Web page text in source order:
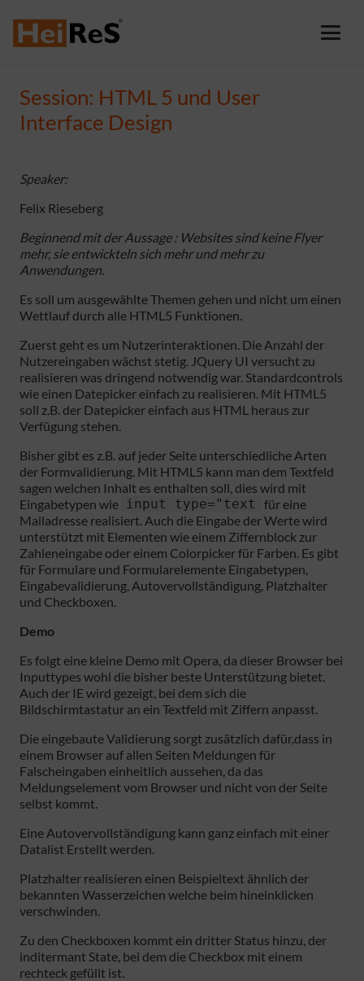
Session: HTML 5 und User
Interface Design
Speaker:
Felix Rieseberg
Beginnend mit der Aussage : Websites sind keine Flyer
mehr, sie entwickteln sich mehr und mehr zu
Anwendungen.
Es soll um ausgewählte Themen gehen und nicht um einen
Wettlauf durch alle HTML5 Funktionen.
Zuerst geht es um Nutzerinteraktionen. Die Anzahl der
Nutzereingaben wächst stetig. JQuery UI versucht zu
realisieren was dringend notwendig war. Standardcontrols
wie einen Datepicker einfach zu realisieren. Mit HTML5
soll z.B. der Datepicker einfach aus HTML heraus zur
Verfügung stehen.
Bisher gibt es z.B. auf jeder Seite unterschiedliche Arten
der Formvalidierung. Mit HTML5 kann man dem Textfeld
sagen welchen Inhalt es enthalten soll, dies wird mit
Eingabetypen wie input type="text
für eine
Mailadresse realisiert. Auch die Eingabe der Werte wird
unterstützt mit Elementen wie einem Ziffernblock zur
Zahleneingabe oder einem Colorpicker für Farben. Es gibt
für Formulare und Formularelemente Eingabetypen,
Eingabevalidierung, Autovervollständigung, Platzhalter
und Checkboxen.
Demo
Es folgt eine kleine Demo mit Opera, da dieser Browser bei
Inputtypes wohl die bisher beste Unterstützung bietet.
Auch der IE wird gezeigt, bei dem sich die
Bildschirmtastatur an ein Textfeld mit Ziffern anpasst.
Die eingebaute Validierung sorgt zusätzlich dafür,dass in
einem Browser auf allen Seiten Meldungen für
Falscheingaben einheitlich aussehen, da das
Meldungselement vom Browser und nicht von der Seite
selbst kommt.
Eine Autovervollständigung kann ganz einfach mit einer
Datalist Erstellt werden.
Platzhalter realisieren einen Beispieltext ähnlich der
bekannten Wasserzeichen welche beim hineinklicken
verschwinden.
Zu den Checkboxen kommt ein dritter Status hinzu, der
inditermant State, bei dem die Checkbox mit einem
rechteck gefüllt ist.